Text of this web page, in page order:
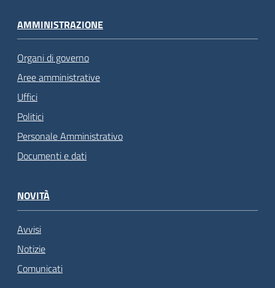
AMMINISTRAZIONE
Organi di governo
Aree amministrative
Uffici
Politici
Personale Amministrativo
Documenti e dati
NOVITÀ
Avvisi
Notizie
Comunicati